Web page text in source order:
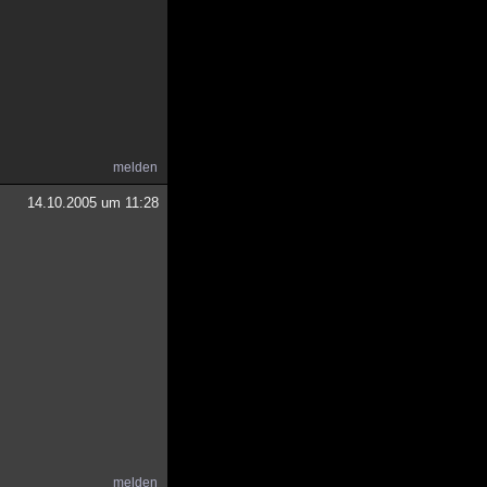
melden
14.10.2005 um 11:28
melden